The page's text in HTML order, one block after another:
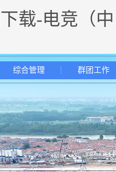
载-电竞（中
综合管理 群团工作